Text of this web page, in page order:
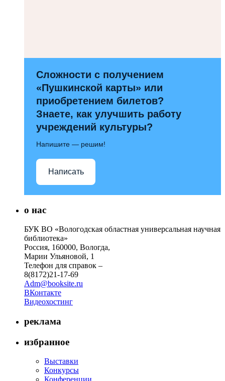
Сложности с получением
«Пушкинской карты» или
приобретением билетов?
Знаете, как улучшить работу
учреждений культуры?
Напишите — решим!
Написать
о нас
БУК ВО «Вологодская областная универсальная научная
библиотека»
Россия, 160000, Вологда,
Марии Ульяновой, 1
Телефон для справок –
8(8172)21-17-69
Adm@booksite.ru
ВКонтакте
Видеохостинг
реклама
избранное
Выставки
Конкурсы